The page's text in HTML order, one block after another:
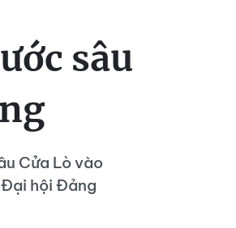
sâu
Cửa Lò vào
hội Đảng